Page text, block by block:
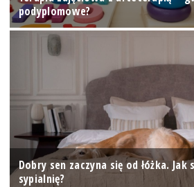
podyplomowe?
Dobry sen zaczyna się od łóżka.
sypialnię?